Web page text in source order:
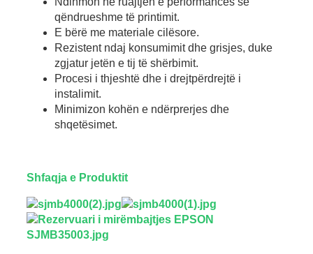
qëndrueshme të printimit.
E bërë me materiale cilësore.
Rezistent ndaj konsumimit dhe grisjes, duke
zgjatur jetën e tij të shërbimit.
Procesi i thjeshtë dhe i drejtpërdrejtë i
instalimit.
Minimizon kohën e ndërprerjes dhe
shqetësimet.
Shfaqja e Produktit